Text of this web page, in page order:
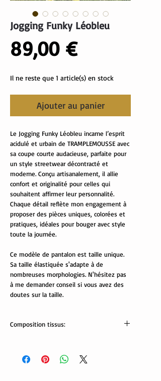
Jogging Funky Léobleu
89,00 €Prix
Il ne reste que 1 article(s) en stock
Ajouter au panier
Le Jogging Funky Léobleu incarne l’esprit
acidulé et urbain de TRAMPLEMOUSSE avec
sa coupe courte audacieuse, parfaite pour
un style streetwear décontracté et
moderne. Conçu artisanalement, il allie
confort et originalité pour celles qui
souhaitent affirmer leur personnalité.
Chaque détail reflète mon engagement à
proposer des pièces uniques, colorées et
pratiques, idéales pour bouger avec style
toute la journée.
Ce modèle de pantalon est taille unique.
Sa taille élastiquée s'adapte à de
nombreuses morphologies. N'hésitez pas
à me demander conseil si vous avez des
doutes sur la taille.
Composition tissus:
Lavable en machine à 30/40°